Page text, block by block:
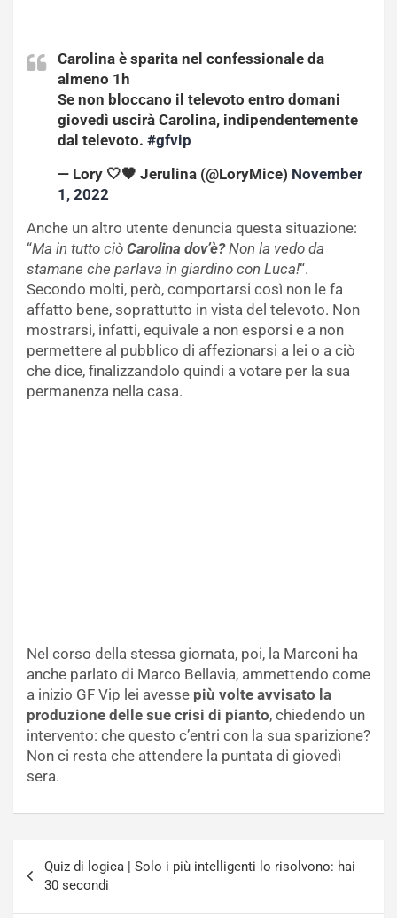
Carolina è sparita nel confessionale da
almeno 1h
Se non bloccano il televoto entro domani
giovedì uscirà Carolina, indipendentemente
dal televoto. #gfvip
— Lory 🤍🖤 Jerulina (@LoryMice) November
1, 2022
Anche un altro utente denuncia questa situazione:
“Ma in tutto ciò Carolina dov’è?Non la vedo da
stamane che parlava in giardino con Luca!“.
Secondo molti, però, comportarsi così non le fa
affatto bene, soprattutto in vista del televoto. Non
mostrarsi, infatti, equivale a non esporsi e a non
permettere al pubblico di affezionarsi a lei o a ciò
che dice, finalizzandolo quindi a votare per la sua
permanenza nella casa.
Nel corso della stessa giornata, poi, la Marconi ha
anche parlato di Marco Bellavia, ammettendo come
a inizio GF Vip lei avesse più volte avvisato la
produzione delle sue crisi di pianto, chiedendo un
intervento: che questo c’entri con la sua sparizione?
Non ci resta che attendere la puntata di giovedì
sera.
articoli
Quiz di logica | Solo i più intelligenti lo risolvono: hai
30 secondi